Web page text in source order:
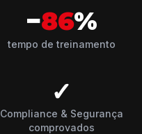
−86%
tempo de treinamento
✓
Compliance & Segurança
comprovados